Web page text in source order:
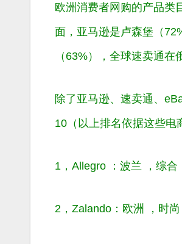
欧洲消费者网购的产品类
面，亚马逊是卢森堡（
（63%），全球速卖通在
除了亚马逊、速卖通、
10（以上排名依据这些电
1，Allegro ：波兰 ，综合
2，Zalando：欧洲 ，时尚